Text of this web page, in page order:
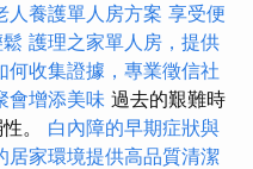
人養護單人房方案 享受便
護理之家單人房，提供
何收集證據，專業徵信社
會增添美味 過去的艱難時
。 白內障的早期症狀與
居家環境提供高品質清潔